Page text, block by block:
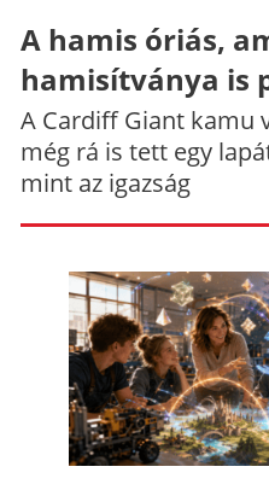
A hamis óriás,
hamisítványa is
A Cardiff Giant kamu
még rá is tett egy
mint az igazság